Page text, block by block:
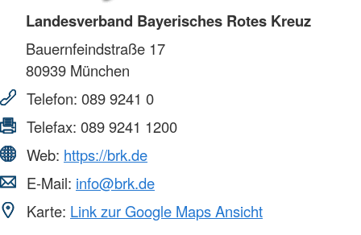
Landesverband Bayerisches Rotes Kreuz
Bauernfeindstraße 17
80939 München
Telefon: 089 9241 0
Telefax: 089 9241 1200
Web: https://brk.de
E-Mail: info@brk.de
Karte: Link zur Google Maps Ansicht